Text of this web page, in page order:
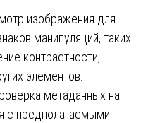
изображения для
манипуляций, таких
контрастности,
элементов.
метаданных на
с предполагаемыми